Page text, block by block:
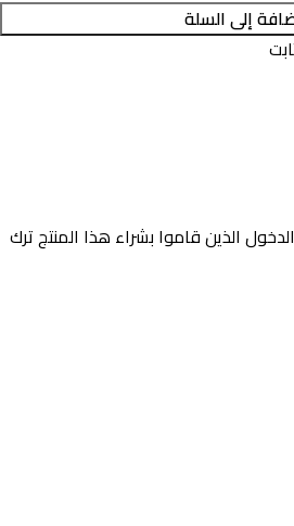
إلى السلة
الذين قاموا بشراء هذا المنتج ترك